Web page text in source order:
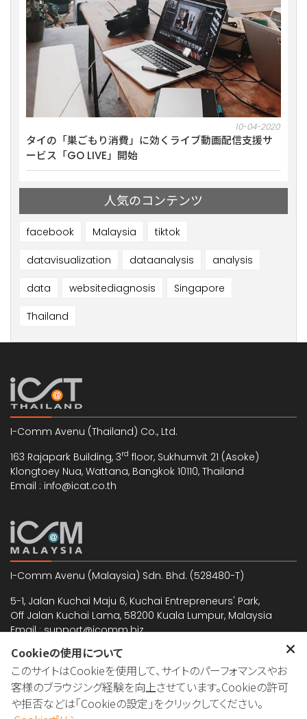
10-04-2020
タイの「巣ごもり消費」に効くライブ動画配信支援サ
ービス「GO LIVE」開始
人気のコンテンツ
facebook Malaysia tiktok
datavisualization dataanalysis analysis
data websitediagnosis Singapore
Thailand
I-Comm Avenu (Thailand) Co., Ltd.
163 Rajapark Building, 3rd floor, Sukhumvit 21 (Asoke)
Klongtoey Nua, Wattana, Bangkok 10110, Thailand
Email : info@icat.co.th
I-Comm Avenu (Malaysia) Sdn. Bhd. (528480-T)
5-1, Jalan Kuchai Maju 6, Kuchai Entrepreneurs' Park,
Off Jalan Kuchai Lama, 58200 Kuala Lumpur, Malaysia
Email : support@icomm.biz
日本国内でのお問い合わせも承っております。
日本国内ご対応窓口：島村武孝
Tel. : 07039811899
Cookieの使用について
このサイトはCookieを使用して、サイトのパーフォマンスやお
客様のブラウジング経験を向上させています。Cookieの許可
や拒否などは「Cookieの設定」をクリックしてください。